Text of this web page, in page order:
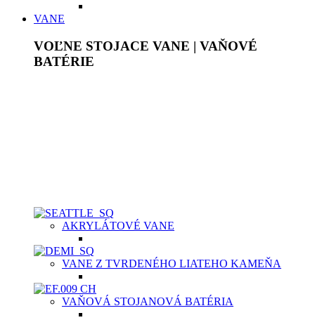
VANE
VOĽNE STOJACE VANE | VAŇOVÉ
BATÉRIE
AKRYLÁTOVÉ VANE
VANE Z TVRDENÉHO LIATEHO KAMEŇA
VAŇOVÁ STOJANOVÁ BATÉRIA